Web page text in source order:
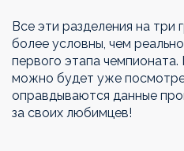
Все эти разделения на три
более условны, чем
первого этапа чемпионата.
можно будет уже
оправдываются данные
за своих любимцев!